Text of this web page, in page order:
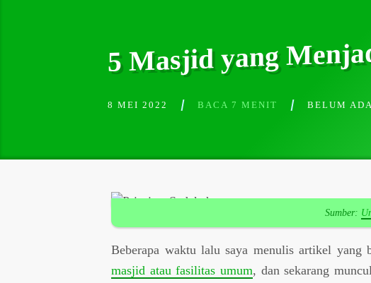
5 Masjid yang
8 MEI 2022 BACA 7 MENIT BELUM
Sumber:
Beberapa waktu lalu saya menulis artikel yang
masjid atau fasilitas umum, dan sekarang